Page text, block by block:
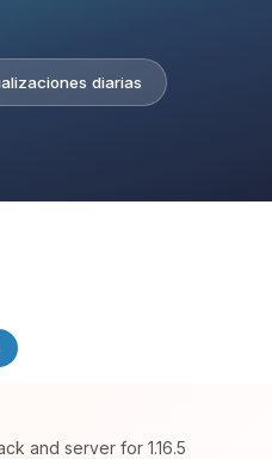
diarias
and server for 1.16.5